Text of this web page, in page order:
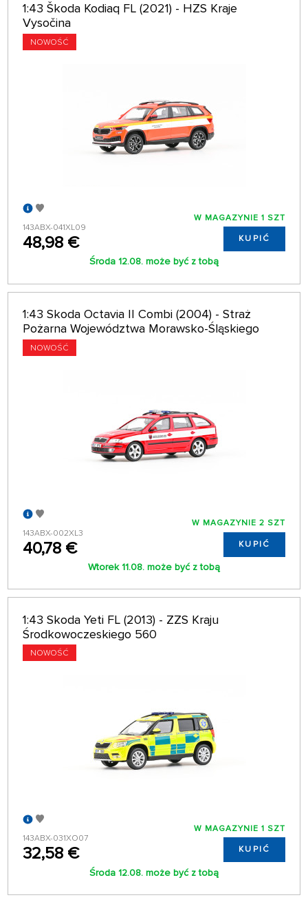
1:43 Škoda Kodiaq FL (2021) - HZS Kraje
Vysočina
NOWOŚĆ
143ABX-041XL09
48,98 €
W MAGAZYNIE 1 SZT
KUPIĆ
Środa 12.08. może być z tobą
1:43 Skoda Octavia II Combi (2004) - Straż
Pożarna Województwa Morawsko-Śląskiego
NOWOŚĆ
143ABX-002XL3
40,78 €
W MAGAZYNIE 2 SZT
KUPIĆ
Wtorek 11.08. może być z tobą
1:43 Skoda Yeti FL (2013) - ZZS Kraju
Środkowoczeskiego 560
NOWOŚĆ
143ABX-031XO07
32,58 €
W MAGAZYNIE 1 SZT
KUPIĆ
Środa 12.08. może być z tobą